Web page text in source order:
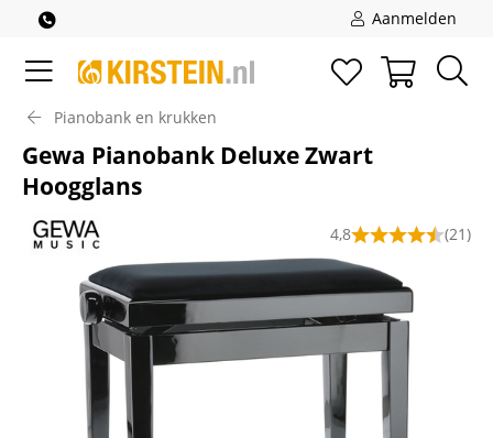
Aanmelden
Pianobank en krukken
Gewa Pianobank Deluxe Zwart
Hoogglans
4,8 (21)